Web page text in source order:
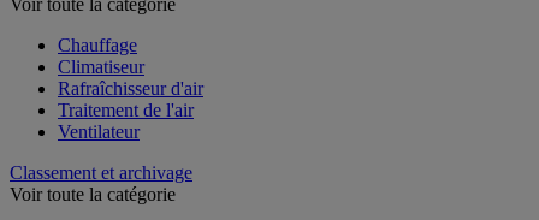
Chauffage
Climatiseur
Rafraîchisseur d'air
Traitement de l'air
Ventilateur
Classement et archivage
Voir toute la catégorie